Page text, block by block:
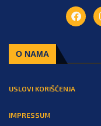
O NAMA
USLOVI KORIŠĆENJA
IMPRESSUM